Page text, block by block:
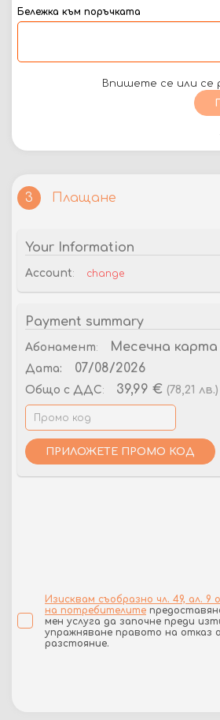
Бележка към поръчката
Впишете се или се
3 Плащане
Your Information
Account: change
Payment summary
Абонамент: Месечна карта
Дата: 07/08/2026
Общо с ДДС: 39,99 € (78,21 лв.)
ПРИЛОЖЕТЕ ПРОМО КОД
Изисквам съобразно чл. 49, ал.
на потребителите
мен услуга да започне преди
упражняване правото на отказ
разстояние.